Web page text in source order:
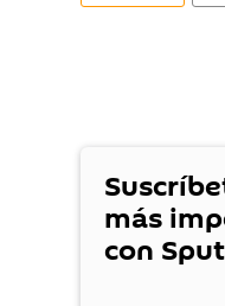
más
con